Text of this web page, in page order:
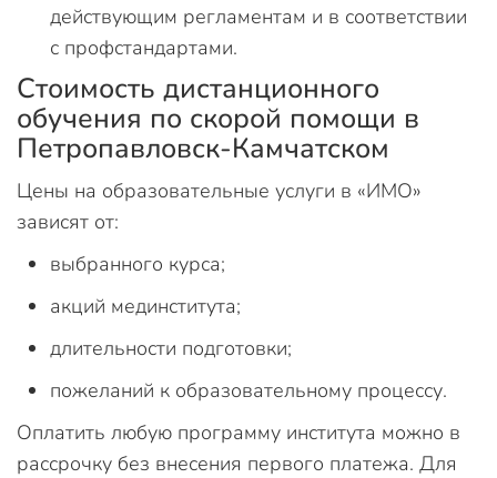
действующим регламентам и в соответствии
с профстандартами.
Стоимость дистанционного
обучения по скорой помощи в
Петропавловск-Камчатском
Цены на образовательные услуги в «ИМО»
зависят от:
выбранного курса;
акций мединститута;
длительности подготовки;
пожеланий к образовательному процессу.
Оплатить любую программу института можно в
рассрочку без внесения первого платежа. Для